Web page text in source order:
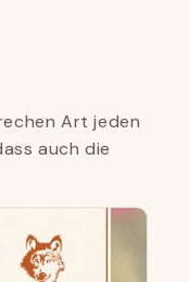
Art jeden
auch die